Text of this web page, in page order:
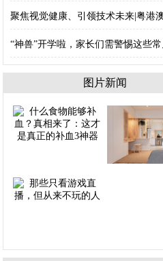
聚焦视觉健康、引领技术未来|粤港
“神兽”开学啦，家长们需警惕这些
图片新闻